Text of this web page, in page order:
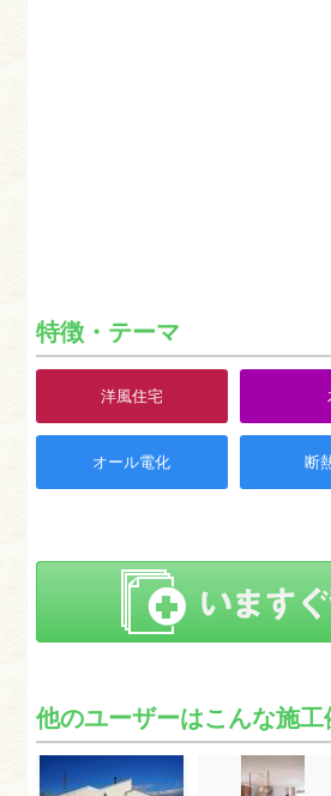
特徴・テーマ
洋風住宅
オール電化 断
他のユーザーはこんな施